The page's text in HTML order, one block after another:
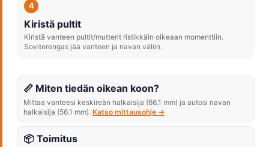
4
Kiristä pultit
Kiristä vanteen pultit/mutterit ristikkäin oikeaan momenttiin.
Soviterengas jää vanteen ja navan väliin.
📏 Miten tiedän oikean koon?
Mittaa vanteesi keskireän halkaisija (66.1 mm) ja autosi navan
halkaisija (56.1 mm). Katso mittausohje →
📦 Toimitus